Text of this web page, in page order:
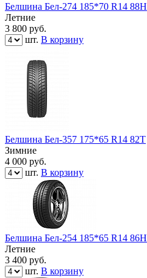
Белшина Бел-274 185*70 R14 88Н
Летние
3 800 руб.
шт. В корзину
Белшина Бел-357 175*65 R14 82Т
Зимние
4 000 руб.
шт. В корзину
Белшина Бел-254 185*65 R14 86Н
Летние
3 400 руб.
шт. В корзину